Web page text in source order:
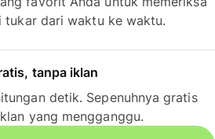
tukar dari waktu ke waktu.
tanpa iklan
detik. Sepenuhnya gratis
yang mengganggu.